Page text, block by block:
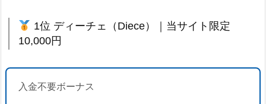
1位 ディーチェ（Diece）｜当サイト限定
10,000円
入金不要ボーナス